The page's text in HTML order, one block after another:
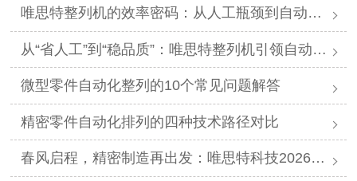
唯思特整列机的效率密码：从人工瓶颈到自动化跨越
从“省人工”到“稳品质”：唯思特整列机引领自动化价值跃迁
微型零件自动化整列的10个常见问题解答
精密零件自动化排列的四种技术路径对比
春风启程，精密制造再出发：唯思特科技2026年春节后正式开工